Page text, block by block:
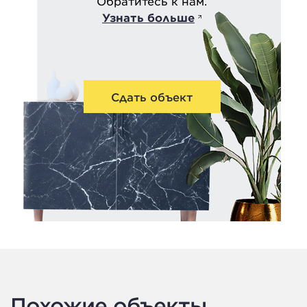
Узнать больше
Сдать объект